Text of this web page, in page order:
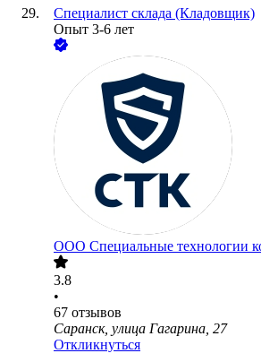
Специалист склада (Кладовщик)
Опыт 3-6 лет
ООО Специальные технологии
3.8
•
67 отзывов
Саранск, улица Гагарина, 27
Откликнуться